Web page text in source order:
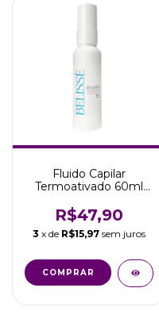
Fluido Capilar
Termoativado 60ml
R$47,90
3 x de R$15,97 sem juros